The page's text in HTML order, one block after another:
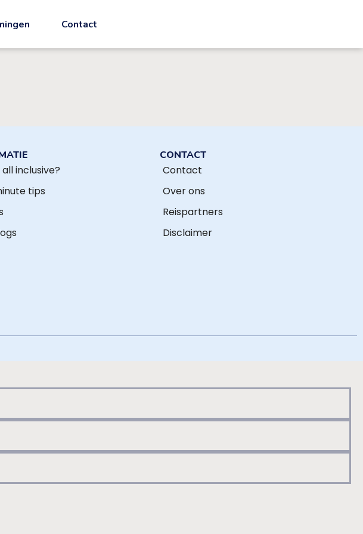
Contact
inclusive?
tips
CONTACT
Contact
Over ons
Reispartners
Disclaimer